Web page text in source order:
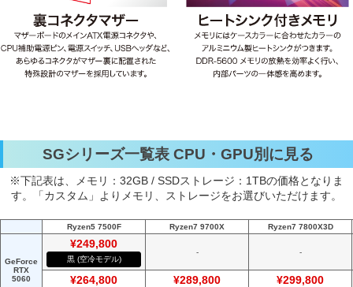
SGシリーズ一覧表 CPU・GPU別に見る
※下記表は、メモリ：32GB / SSDストレージ：1TBの価格となりま
す。「カスタム」よりメモリ、ストレージをお選びいただけます。
Ryzen5 7500F Ryzen7 9700X Ryzen7 7800X3D
GeForce
RTX
5060
¥249,800
黒 (空冷モデル)
- -
¥264,800 ¥289,800 ¥299,800